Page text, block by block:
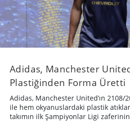
Adidas, Manchester
Plastiğinden Forma Üretti
Adidas, Manchester United’ın 2108/
ile hem okyanuslardaki plastik
takımın ilk Şampiyonlar Ligi zaferinin